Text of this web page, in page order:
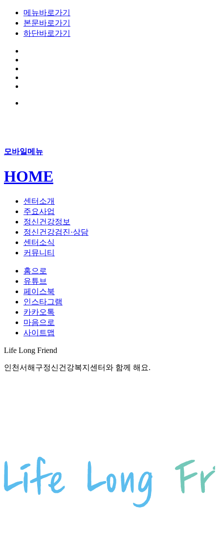
메뉴바로가기
본문바로가기
하단바로가기
모바일메뉴
HOME
센터소개
주요사업
정신건강정보
정신건강검진·상담
센터소식
커뮤니티
홈으로
유튜브
페이스북
인스타그램
카카오톡
마음으로
사이트맵
Life Long Friend
인천서해구정신건강복지센터와 함께 해요.